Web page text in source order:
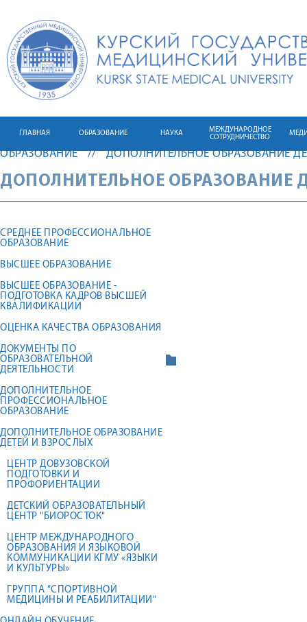
ГЛАВНАЯ ОБРАЗОВАНИЕ НАУКА
МЕЖДУНАРОДНОЕ
СОТРУДНИЧЕСТВО
ОБРАЗОВАНИЕ ДОПОЛНИТЕЛЬНОЕ ОБРАЗОВАНИЕ
ДОПОЛНИТЕЛЬНОЕ ОБРАЗОВАНИЕ
СРЕДНЕЕ ПРОФЕССИОНАЛЬНОЕ
ОБРАЗОВАНИЕ
ВЫСШЕЕ ОБРАЗОВАНИЕ
ВЫСШЕЕ ОБРАЗОВАНИЕ -
ПОДГОТОВКА КАДРОВ ВЫСШЕЙ
КВАЛИФИКАЦИИ
ОЦЕНКА КАЧЕСТВА ОБРАЗОВАНИЯ
ДОКУМЕНТЫ ПО
ОБРАЗОВАТЕЛЬНОЙ
ДЕЯТЕЛЬНОСТИ
ДОПОЛНИТЕЛЬНОЕ
ПРОФЕССИОНАЛЬНОЕ
ОБРАЗОВАНИЕ
ДОПОЛНИТЕЛЬНОЕ ОБРАЗОВАНИЕ
ДЕТЕЙ И ВЗРОСЛЫХ
ЦЕНТР ДОВУЗОВСКОЙ
ПОДГОТОВКИ И
ПРОФОРИЕНТАЦИИ
ДЕТСКИЙ ОБРАЗОВАТЕЛЬНЫЙ
ЦЕНТР "БИОРОСТОК"
ЦЕНТР МЕЖДУНАРОДНОГО
ОБРАЗОВАНИЯ И ЯЗЫКОВОЙ
КОММУНИКАЦИИ КГМУ «ЯЗЫКИ
И КУЛЬТУРЫ»
ГРУППА "СПОРТИВНОЙ
МЕДИЦИНЫ И РЕАБИЛИТАЦИИ"